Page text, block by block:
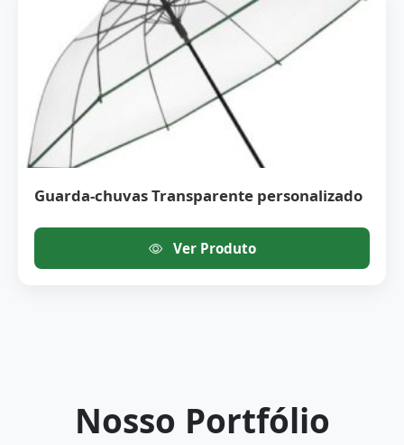
Guarda-chuvas Transparente personalizado
Ver Produto
Nosso Portfólio